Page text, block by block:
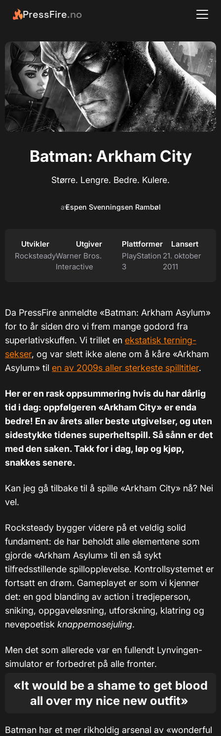
PressFire.no
Batman: Arkham City
Større. Lengre. Bedre. Kulere.
avEspen Svenningsen Rambøl
Utvikler
Rocksteady
Utgiver
Warner Bros.
Interactive
Plattformer
PlayStation
3
Lansert
21. oktober
2011
Da PressFire anmeldte «Batman: Arkham Asylum»
for to år siden dro vi frem mange godord fra
superlativskuffen. Vi trillet en ekstatisk terning-
sekser, og var slett ikke alene om å kåre «Arkham
Asylum» til en av 2009s aller sterkeste spilltitler.
Her er en rask oppsummering hvis du har dårlig
tid i dag: oppfølgeren «Arkham City» er enda
bedre! En av årets aller beste utgivelser, og uten
sidestykke tidenes superheltspill. Så sånn er det
med den saken. Takk for i dag, løp og kjøp,
snakkes senere.
Kan jeg gå tilbake til å spille «Arkham City» nå? Nei
vel.
Rocksteady bygger videre på et veldig solid
fundament: de har beholdt alle elementene som
gjorde «Arkham Asylum» til en så sykt
tilfredsstillende spillopplevelse. Kontrollsystemet er
fortsatt en drøm. Gameplayet er som vi kjenner
det: en god blanding av action i tredjeperson,
sniking, oppgaveløsning, utforskning, klatring og
nevepoetisk knappemosejuling.
Men det som allerede var en fullendt Lynvingen-
simulator er forbedret på alle fronter.
«It would be a shame to get blood
all over my nice new outfit»
Batman har et mer rikholdig arsenal av «wonderful